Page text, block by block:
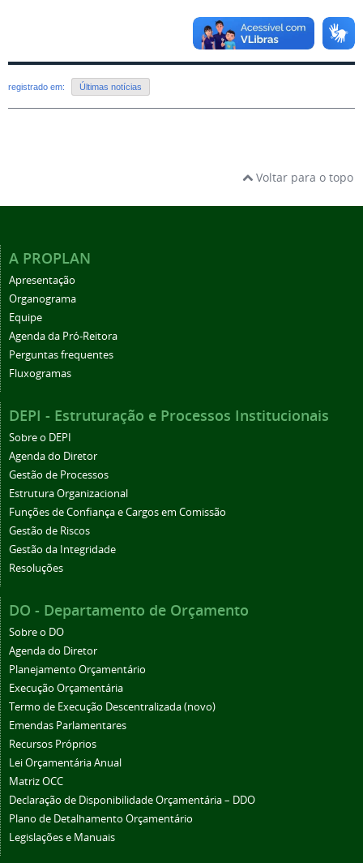
registrado em: Últimas notícias
Voltar para o topo
A PROPLAN
Apresentação
Organograma
Equipe
Agenda da Pró-Reitora
Perguntas frequentes
Fluxogramas
DEPI - Estruturação e Processos Institucionais
Sobre o DEPI
Agenda do Diretor
Gestão de Processos
Estrutura Organizacional
Funções de Confiança e Cargos em Comissão
Gestão de Riscos
Gestão da Integridade
Resoluções
DO - Departamento de Orçamento
Sobre o DO
Agenda do Diretor
Planejamento Orçamentário
Execução Orçamentária
Termo de Execução Descentralizada (novo)
Emendas Parlamentares
Recursos Próprios
Lei Orçamentária Anual
Matriz OCC
Declaração de Disponibilidade Orçamentária – DDO
Plano de Detalhamento Orçamentário
Legislações e Manuais